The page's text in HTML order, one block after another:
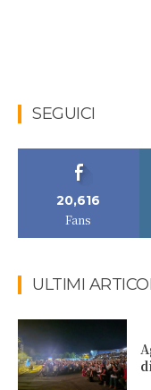
SEGUICI
20,616
Fans
ULTIMI